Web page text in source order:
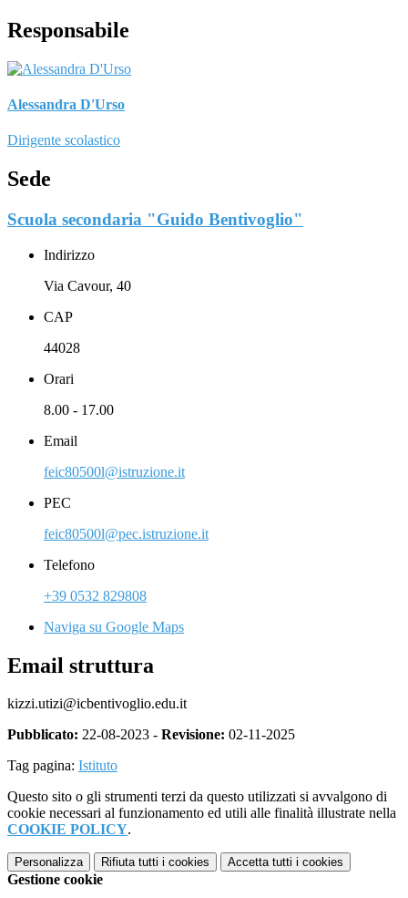
Responsabile
Alessandra D'Urso
Dirigente scolastico
Sede
Scuola secondaria "Guido Bentivoglio"
Indirizzo
Via Cavour, 40
CAP
44028
Orari
8.00 - 17.00
Email
feic80500l@istruzione.it
PEC
feic80500l@pec.istruzione.it
Telefono
+39 0532 829808
Naviga su Google Maps
Email struttura
kizzi.utizi@icbentivoglio.edu.it
Pubblicato: 22-08-2023 - Revisione: 02-11-2025
Tag pagina: Istituto
Questo sito o gli strumenti terzi da questo utilizzati si avvalgono di
cookie necessari al funzionamento ed utili alle finalità illustrate nella
COOKIE POLICY.
Personalizza Rifiuta tutti i cookies Accetta tutti i cookies
Gestione cookie